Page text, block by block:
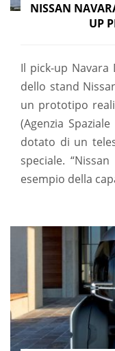
NISSAN
UP
Il pick-up Navara
dello stand
un prototipo
(Agenzia
dotato di un
speciale.
esempio della